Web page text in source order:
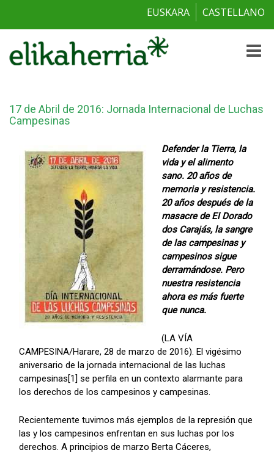
EUSKARA CASTELLANO
Toggle
17 de Abril de 2016: Jornada Internacional de Luchas
Campesinas
Defender la Tierra, la
vida y el alimento
sano. 20 años de
memoria y resistencia.
20 años después de la
masacre de El Dorado
dos Carajás, la sangre
de las campesinas y
campesinos sigue
derramándose. Pero
nuestra resistencia
ahora es más fuerte
que nunca.
(LA VÍA
CAMPESINA/Harare, 28 de marzo de 2016). El vigésimo
aniversario de la jornada internacional de las luchas
campesinas[1] se perfila en un contexto alarmante para
los derechos de los campesinos y campesinas.
Recientemente tuvimos más ejemplos de la represión que
las y los campesinos enfrentan en sus luchas por los
derechos. A principios de marzo Berta Cáceres,